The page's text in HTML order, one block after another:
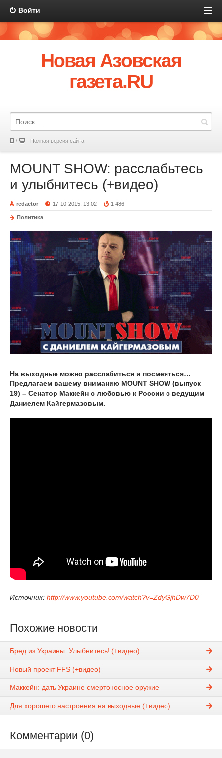
Войти
Новая Азовская
газета.RU
Полная версия сайта
MOUNT SHOW: расслабьтесь
и улыбнитесь (+видео)
redactor 17-10-2015, 13:02 1 486
Политика
На выходные можно расслабиться и посмеяться…
Предлагаем вашему вниманию MOUNT SHOW (выпуск
19) – Сенатор Маккейн с любовью к России с ведущим
Даниелем Кайгермазовым.
Источник: http://www.youtube.com/watch?v=ZdyGjhDw7D0
Похожие новости
Бред из Украины. Улыбнитесь! (+видео)
Новый проект FFS (+видео)
Маккейн: дать Украине смертоносное оружие
Для хорошего настроения на выходные (+видео)
Комментарии (0)